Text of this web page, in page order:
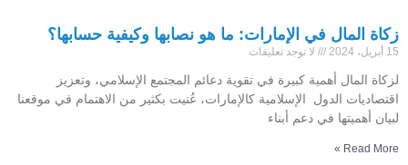
زكاة المال في الإمارات: ما هو نصابها وكيفية حسابها؟
15 أبريل، 2024 لا توجد تعليقات
لزكاة المال أهمية كبيرة في تقوية دعائم المجتمع الإسلامي، وتعزيز
اقتصاديات الدول الإسلامية كالإمارات، عُنيت بكثير من الاهتمام في موقعنا
لبيان أهميتها في دعم أبناء
Read More »